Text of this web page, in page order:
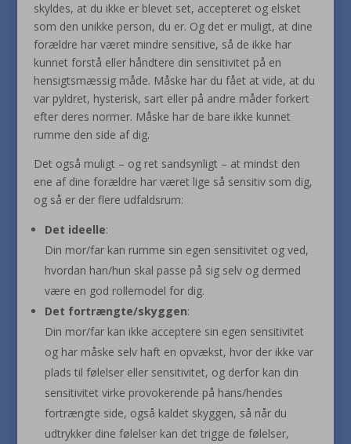
skyldes, at du ikke er blevet set, accepteret og elsket
som den unikke person, du er. Og det er muligt, at dine
forældre har været mindre sensitive, så de ikke har
kunnet forstå eller håndtere din sensitivitet på en
hensigtsmæssig måde. Måske har du fået at vide, at du
var pyldret, hysterisk, sart eller på andre måder forkert
efter deres normer. Måske har de bare ikke kunnet
rumme den side af dig.
Det også muligt – og ret sandsynligt – at mindst den
ene af dine forældre har været lige så sensitiv som dig,
og så er der flere udfaldsrum:
Det ideelle:
Din mor/far kan rumme sin egen sensitivitet og ved,
hvordan han/hun skal passe på sig selv og dermed
være en god rollemodel for dig.
Det fortrængte/skyggen:
Din mor/far kan ikke acceptere sin egen sensitivitet
og har måske selv haft en opvækst, hvor der ikke var
plads til følelser eller sensitivitet, og derfor kan din
sensitivitet virke provokerende på hans/hendes
fortrængte side, også kaldet skyggen, så når du
udtrykker dine følelser kan det trigge de følelser,